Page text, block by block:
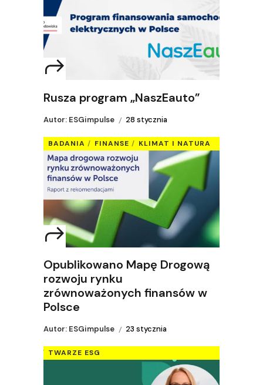
Rusza program „NaszEauto”
Autor: ESGimpulse 28 stycznia
BADANIA FINANSE KLIMAT I NATURA
Opublikowano Mapę Drogową
rozwoju rynku
zrównoważonych finansów w
Polsce
Autor: ESGimpulse 23 stycznia
TWARZE ESG